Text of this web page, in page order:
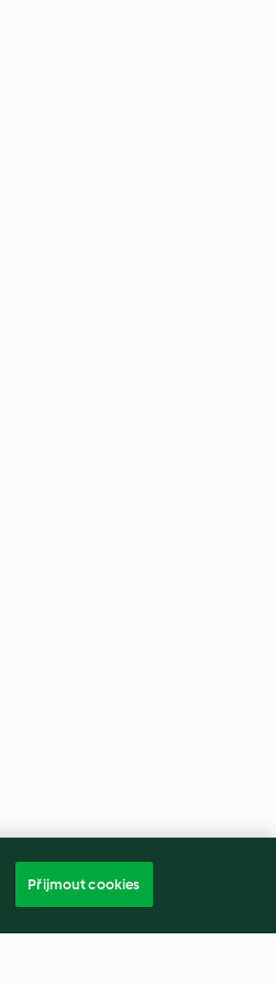
Přijmout cookies